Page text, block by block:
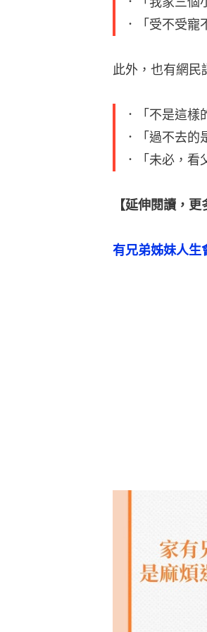
．「受不受寵
此外，也有網民
．「不是這樣
．「過不去的
．「未必，看
【延伸閱讀，
有兄弟姊妹人生